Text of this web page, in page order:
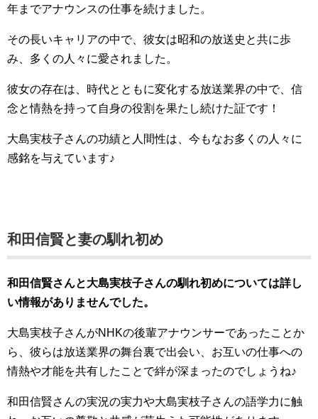
年までアナウンスの仕事を続けました。
その長いキャリアの中で、彼女は昭和の放送史と共に歩
み、多くの人々に愛されました。
彼女の存在は、時代とともに変化する放送業界の中で、信
念と情熱を持って自身の役割を果たし続けた証です！
大島実枝子さんの功績と人間性は、今もなお多くの人々に
感銘を与えています♪
和田信賢と妻の馴れ初め
和田信賢さんと大島実枝子さんの馴れ初めについては詳し
い情報がありませんでした。
大島実枝子さんがNHKの後輩アナウンサーであったことか
ら、彼らは放送業界の舞台裏で出会い、お互いの仕事への
情熱や才能を共有したことで絆が深まったのでしょうね♪
和田信賢さんの実況の実力や大島実枝子さんの語学力に触